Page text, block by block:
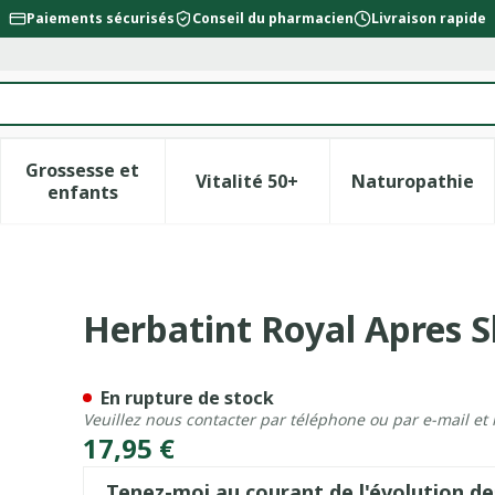
Paiements sécurisés Conseil du pharmacien Livraison rapide
catégorie Beauté, soins et hygiène
sous-menu pour la catégorie Régime, alimentation &
Grossesse et
enfants
Afficher le sous-menu pour la catégorie
Vitalité 50+Afficher le sous-menu pour
Naturopathie
Afficher
200ml
Herbatint Royal Apres
17,95 €
En rupture de stock
Veuillez nous contacter par téléphone ou par e-mail